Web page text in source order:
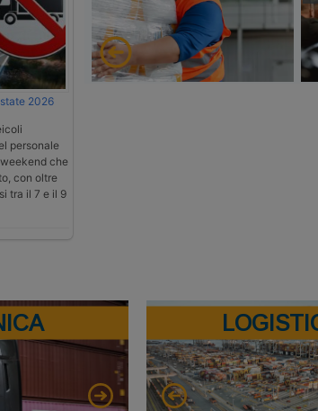
2026
personale
che
con oltre
tra il 7 e il 9